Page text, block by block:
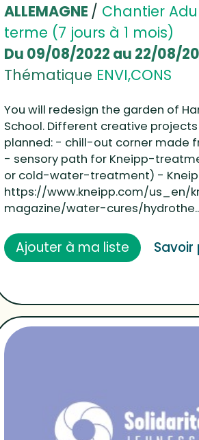
ALLEMAGNE / Chantier
terme (7 jours à 1 mois)
Du 09/08/2022 au 22/08/
Thématique ENVI,CONS
You will redesign the garden of
School. Different creative
planned: - chill-out corner made
- sensory path for Kneipp-
or cold-water-treatment) -
https://www.kneipp.com/us_en/
magazine/water-cures/
Ajouter à ma liste Savoir